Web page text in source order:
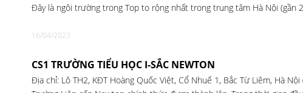
Đây là ngôi trường trong Top to rộng nhất trong trung tâm Hà Nội
16/04/2023
CS1 TRƯỜNG TIỂU HỌC I-SẮC NEWTON
Địa chỉ: Lô TH2, KĐT Hoàng Quốc Việt, Cổ Nhuế 1, Bắc Từ Liêm, Hà